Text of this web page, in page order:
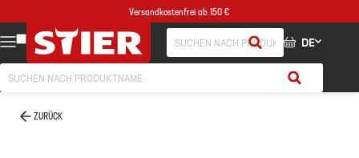
Versandkostenfrei ab 150 €
DE
ZURÜCK